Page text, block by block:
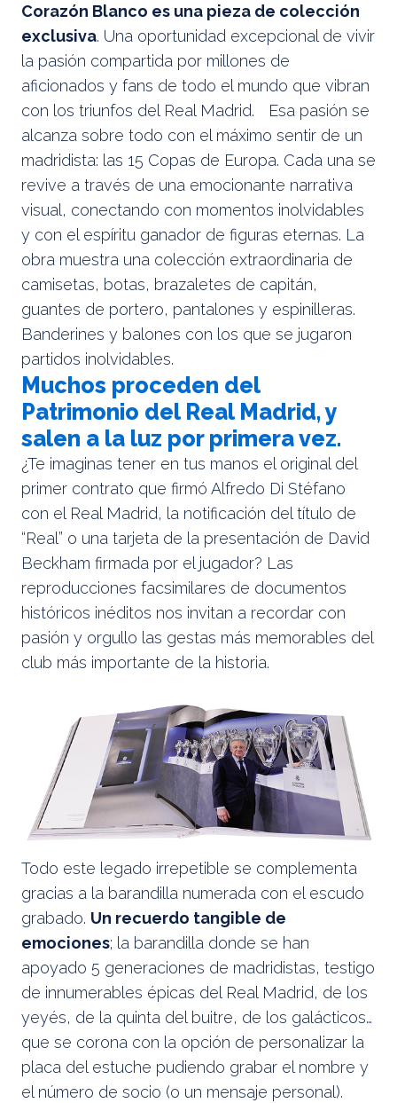
Corazón Blanco es una pieza de colección
exclusiva. Una oportunidad excepcional de vivir
la pasión compartida por millones de
aficionados y fans de todo el mundo que vibran
con los triunfos del Real Madrid. Esa pasión se
alcanza sobre todo con el máximo sentir de un
madridista: las 15 Copas de Europa. Cada una se
revive a través de una emocionante narrativa
visual, conectando con momentos inolvidables
y con el espíritu ganador de figuras eternas. La
obra muestra una colección extraordinaria de
camisetas, botas, brazaletes de capitán,
guantes de portero, pantalones y espinilleras.
Banderines y balones con los que se jugaron
partidos inolvidables.
Muchos proceden del
Patrimonio del Real Madrid, y
salen a la luz por primera vez.
¿Te imaginas tener en tus manos el original del
primer contrato que firmó Alfredo Di Stéfano
con el Real Madrid, la notificación del título de
“Real” o una tarjeta de la presentación de David
Beckham firmada por el jugador? Las
reproducciones facsimilares de documentos
históricos inéditos nos invitan a recordar con
pasión y orgullo las gestas más memorables del
club más importante de la historia.
Todo este legado irrepetible se complementa
gracias a la barandilla numerada con el escudo
grabado. Un recuerdo tangible de
emociones; la barandilla donde se han
apoyado 5 generaciones de madridistas, testigo
de innumerables épicas del Real Madrid, de los
yeyés, de la quinta del buitre, de los galácticos…
que se corona con la opción de personalizar la
placa del estuche pudiendo grabar el nombre y
el número de socio (o un mensaje personal).